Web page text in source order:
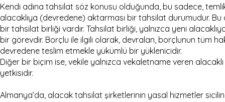
Kendi adına tahsilat söz konusu olduğunda, bu sadece,
alacaklıya (devredene) aktarması bir tahsilat durumudur.
bir tahsilat birliği vardır. Tahsilat birliği, yalnızca yeni
bir görevdir. Borçlu ile ilgili olarak, devralan, borçlunun tüm
devredene teslim etmekle yükümlü bir yüklenicidir.
Diğer bir biçim ise, vekile yalnızca vekaletname veren
yetkisidir.
Almanya’da, alacak tahsilat şirketlerinin yasal hizmetler